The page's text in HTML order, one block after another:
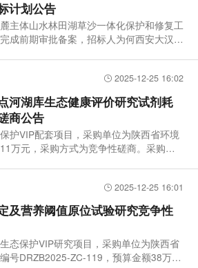
计划公告
主体山水林田湖草沙一体化保护和修复工
成前期审批备案，招标人为何西安大汉上
2025-12-25 16:02
河湖库生态健康评价研究试剂耗
商公告
护VIP配套项目，采购单位为陕西省环境
万元，采购方式为竞争性磋商。采购标
2025-12-25 16:01
及营养阈值原位试验研究竞争性
态保护VIP研究项目，采购单位为陕西省
号DRZB2025-ZC-119，预算金额38万